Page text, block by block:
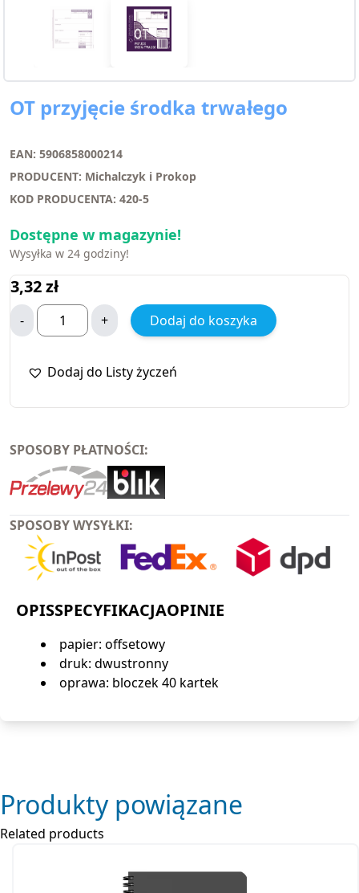
OT przyjęcie środka trwałego
EAN: 5906858000214
PRODUCENT: Michalczyk i Prokop
KOD PRODUCENTA: 420-5
Dostępne w magazynie!
Wysyłka w 24 godziny!
3,32zł
- + Dodaj do koszyka
Dodaj do Listy życzeń
SPOSOBY PŁATNOŚCI:
SPOSOBY WYSYŁKI:
OPISSPECYFIKACJAOPINIE
papier: offsetowy
druk: dwustronny
oprawa: bloczek 40 kartek
Produkty powiązane
Related products